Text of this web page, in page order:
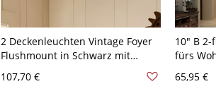
2 Deckenleuchten Vintage Foyer
Flushmount in Schwarz mit
prismatischem Glas - Schwarz
107,70 €
10" B
fürs
65,95 €